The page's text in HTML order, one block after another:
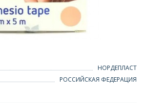
НОРДЕПЛАСТ
РОССИЙСКАЯ ФЕДЕРАЦИЯ